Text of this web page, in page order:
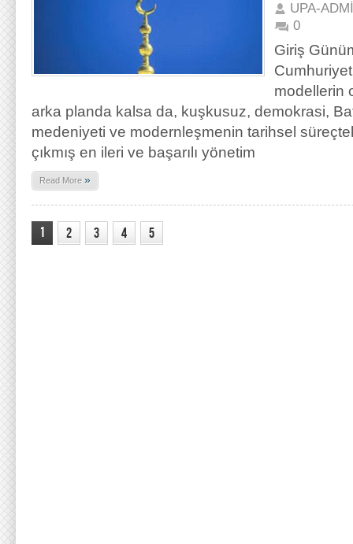
UPA-
0
Giriş
modellerin
arka planda kalsa da, kuşkusuz, demokrasi,
medeniyeti ve modernleşmenin tarihsel
çıkmış en ileri ve başarılı yönetim
Read More »
1 2 3 4 5